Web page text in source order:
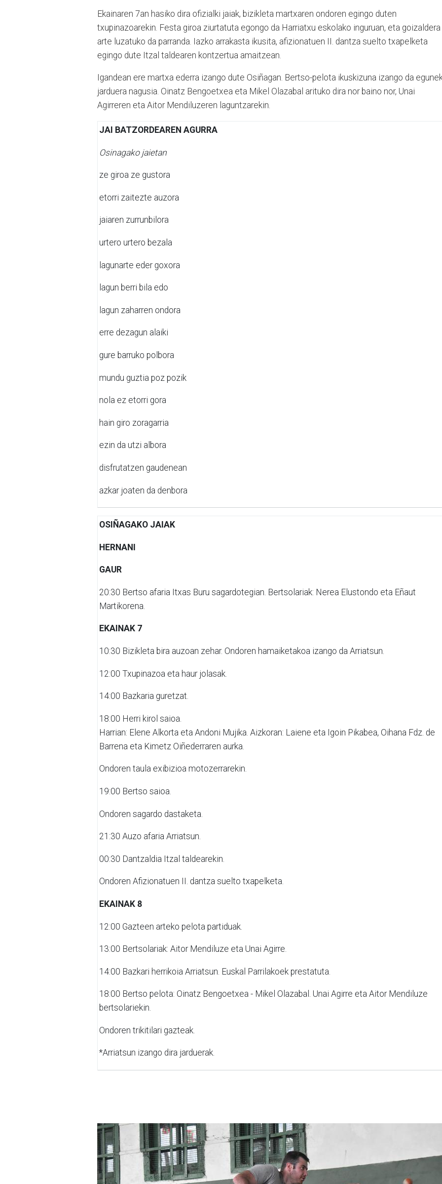
Ekainaren 7an hasiko dira ofizialki jaiak, bizikleta martxaren ondoren egingo duten
txupinazoarekin. Festa giroa ziurtatuta egongo da Harriatxu eskolako inguruan, eta goizaldera
arte luzatuko da parranda. Iazko arrakasta ikusita, afizionatuen II. dantza suelto txapelketa
egingo dute Itzal taldearen kontzertua amaitzean.
Igandean ere martxa ederra izango dute Osiñagan. Bertso-pelota ikuskizuna izango da
jarduera nagusia. Oinatz Bengoetxea eta Mikel Olazabal arituko dira nor baino nor, Unai
Agirreren eta Aitor Mendiluzeren laguntzarekin.
JAI BATZORDEAREN AGURRA
Osinagako jaietan
ze giroa ze gustora
etorri zaitezte auzora
jaiaren zurrunbilora
urtero urtero bezala
lagunarte eder goxora
lagun berri bila edo
lagun zaharren ondora
erre dezagun alaiki
gure barruko polbora
mundu guztia poz pozik
nola ez etorri gora
hain giro zoragarria
ezin da utzi albora
disfrutatzen gaudenean
azkar joaten da denbora
OSIÑAGAKO JAIAK
HERNANI
GAUR
20:30 Bertso afaria Itxas Buru sagardotegian. Bertsolariak: Nerea Elustondo eta Eñaut
Martikorena.
EKAINAK 7
10:30 Bizikleta bira auzoan zehar. Ondoren hamaiketakoa izango da Arriatsun.
12:00 Txupinazoa eta haur jolasak.
14:00 Bazkaria guretzat.
18:00 Herri kirol saioa.
Harrian: Elene Alkorta eta Andoni Mujika. Aizkoran: Laiene eta Igoin Pikabea, Oihana Fdz. de
Barrena eta Kimetz Oiñederraren aurka.
Ondoren taula exibizioa motozerrarekin.
19:00 Bertso saioa.
Ondoren sagardo dastaketa.
21:30 Auzo afaria Arriatsun.
00:30 Dantzaldia Itzal taldearekin.
Ondoren Afizionatuen II. dantza suelto txapelketa.
EKAINAK 8
12:00 Gazteen arteko pelota partiduak.
13:00 Bertsolariak: Aitor Mendiluze eta Unai Agirre.
14:00 Bazkari herrikoia Arriatsun. Euskal Parrilakoek prestatuta.
18:00 Bertso pelota: Oinatz Bengoetxea - Mikel Olazabal. Unai Agirre eta Aitor Mendiluze
bertsolariekin.
Ondoren trikitilari gazteak.
*Arriatsun izango dira jarduerak.